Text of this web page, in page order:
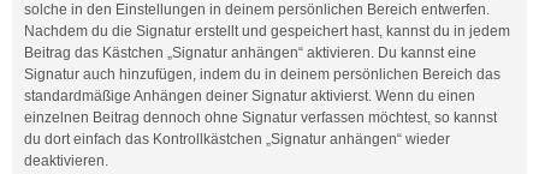
solche in den Einstellungen in deinem persönlichen Bereich entwerfen.
Nachdem du die Signatur erstellt und gespeichert hast, kannst du in jedem
Beitrag das Kästchen „Signatur anhängen“ aktivieren. Du kannst eine
Signatur auch hinzufügen, indem du in deinem persönlichen Bereich das
standardmäßige Anhängen deiner Signatur aktivierst. Wenn du einen
einzelnen Beitrag dennoch ohne Signatur verfassen möchtest, so kannst
du dort einfach das Kontrollkästchen „Signatur anhängen“ wieder
deaktivieren.